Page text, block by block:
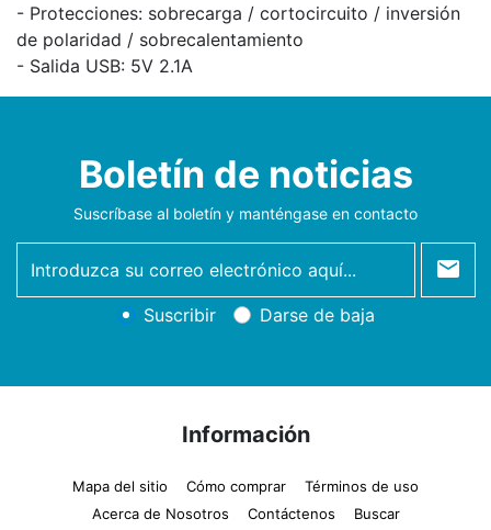
- Protecciones: sobrecarga / cortocircuito / inversión
de polaridad / sobrecalentamiento
- Salida USB: 5V 2.1A
Boletín de noticias
Suscríbase al boletín y manténgase en contacto
newsletter
Suscribir Darse de baja
Información
Mapa del sitio Cómo comprar
Términos de uso
Acerca de Nosotros
Contáctenos
Buscar